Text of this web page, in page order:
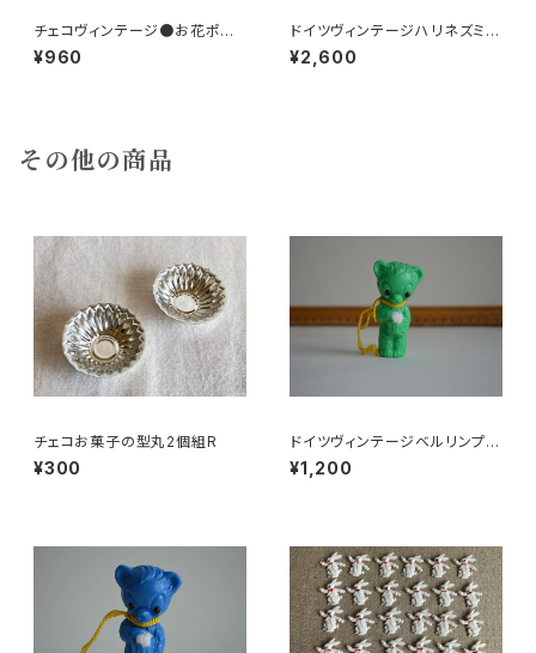
チェコヴィンテージ●お花ポスト
カード8枚組
¥960
ドイツヴィンテージハリネズミの
小皿a
¥2,600
その他の商品
チェコお菓子の型丸2個組R
¥300
ドイツヴィンテージベルリンプラ
ベア緑176
¥1,200